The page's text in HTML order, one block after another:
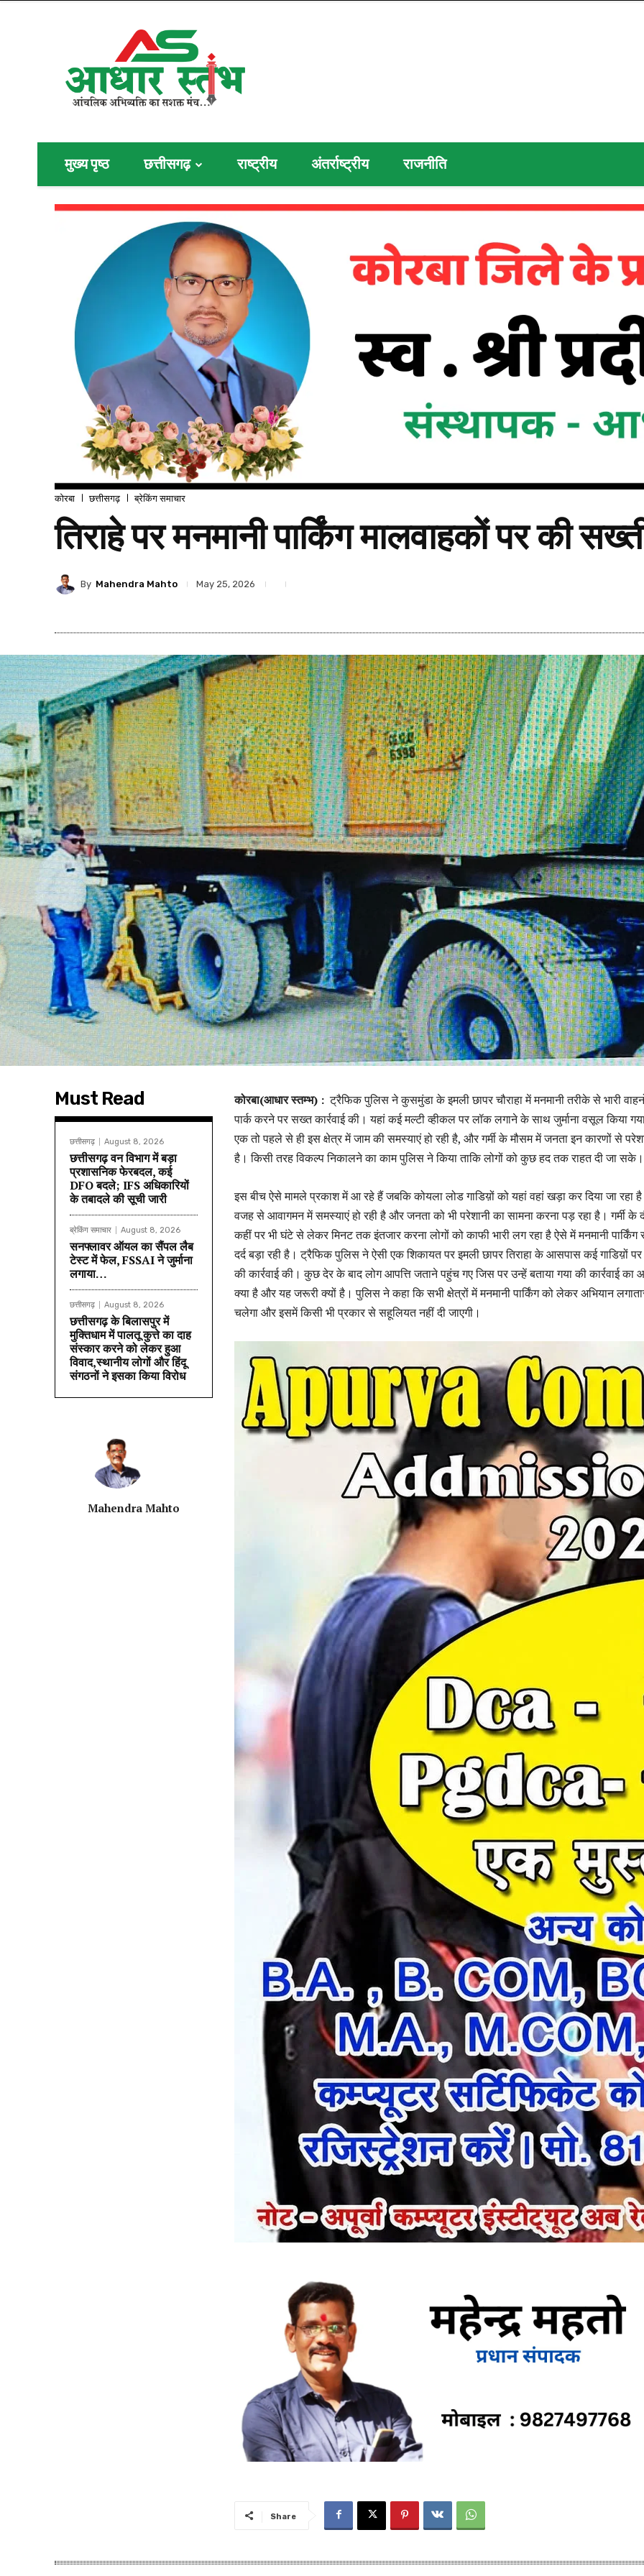
मुख्य पृष्ठ छत्तीसगढ़ राष्ट्रीय अंतर्राष्ट्रीय राजनीति
कोरबा छत्तीसगढ़ ब्रेकिंग समाचार
तिराहे पर मनमानी पार्किंग मालवाहकों पर की
By Mahendra Mahto May 25, 2026
Must Read
छत्तीसगढ़ August 8, 2026
छत्तीसगढ़ वन विभाग में बड़ा
प्रशासनिक फेरबदल, कई
DFO बदले; IFS अधिकारियों
के तबादले की सूची जारी
ब्रेकिंग समाचार August 8, 2026
सनफ्लावर ऑयल का सैंपल लैब
टेस्ट में फेल, FSSAI ने जुर्माना
लगाया…
छत्तीसगढ़ August 8, 2026
छत्तीसगढ़ के बिलासपुर में
मुक्तिधाम में पालतू कुत्ते का दाह
संस्कार करने को लेकर हुआ
विवाद,स्थानीय लोगों और हिंदू
संगठनों ने इसका किया विरोध
Mahendra Mahto
कोरबा(आधार स्तम्भ) : ट्रैफिक पुलिस ने कुसमुंडा के इमली छापर चौराहा में मनमानी तरीके से भारी
पार्क करने पर सख्त कार्रवाई की। यहां कई मल्टी व्हीकल पर लॉक लगाने के साथ जुर्माना वसूल किया
एक तो पहले से ही इस क्षेत्र में जाम की समस्याएं हो रही है, और गर्मी के मौसम में जनता इन कारणों से
है। किसी तरह विकल्प निकालने का काम पुलिस ने किया ताकि लोगों को कुछ हद तक राहत दी जा सके।
इस बीच ऐसे मामले प्रकाश में आ रहे हैं जबकि कोयला लोड गाडिय़ों को यहां वहां खड़ा कर दिया जा रहा
वजह से आवागमन में समस्याएं हो रही है और जनता को भी परेशानी का सामना करना पड़ रहा है। गर्मी के
कहीं पर भी घंटे से लेकर मिनट तक इंतजार करना लोगों को काफी भारी लग रहा है ऐसे में मनमानी पार्किंग
दर्द बड़ा रही है। ट्रैफिक पुलिस ने ऐसी एक शिकायत पर इमली छापर तिराहा के आसपास कई गाडिय़ों
की कार्रवाई की। कुछ देर के बाद लोग आपत्ति जताने पहुंच गए जिस पर उन्हें बताया गया की कार्रवाई का
क्या है और यह जरूरी क्यों है। पुलिस ने कहा कि सभी क्षेत्रों में मनमानी पार्किंग को लेकर अभियान
चलेगा और इसमें किसी भी प्रकार से सहूलियत नहीं दी जाएगी।
Share